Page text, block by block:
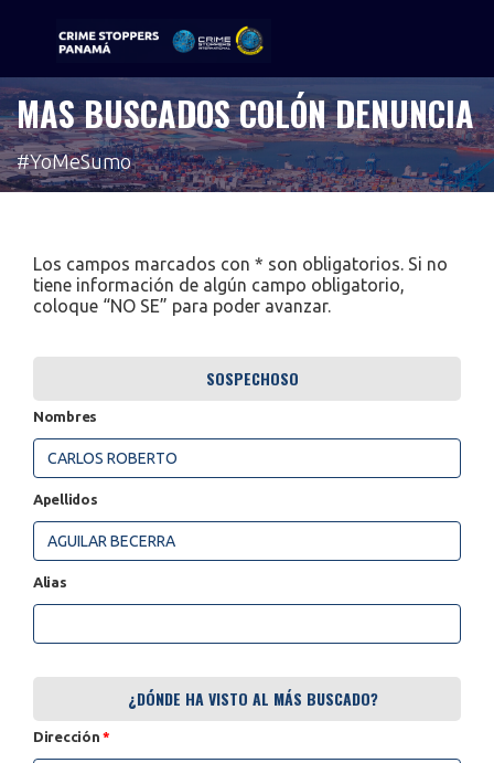
Sigue tu pista
MAS BUSCADOS COLÓN DENUNCIA
#YoMeSumo
Los campos marcados con * son obligatorios. Si no
tiene información de algún campo obligatorio,
coloque “NO SE” para poder avanzar.
SOSPECHOSO
Nombres
Apellidos
Alias
¿DÓNDE HA VISTO AL MÁS BUSCADO?
Dirección*